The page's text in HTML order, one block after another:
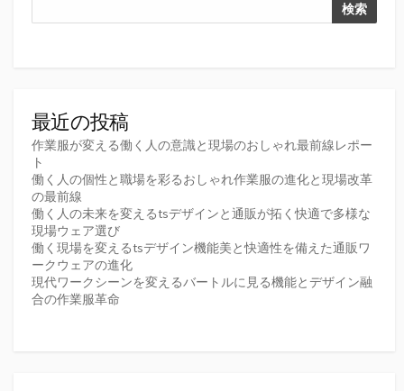
検索
最近の投稿
作業服が変える働く人の意識と現場のおしゃれ最前線レポー
ト
働く人の個性と職場を彩るおしゃれ作業服の進化と現場改革
の最前線
働く人の未来を変えるtsデザインと通販が拓く快適で多様な
現場ウェア選び
働く現場を変えるtsデザイン機能美と快適性を備えた通販ワ
ークウェアの進化
現代ワークシーンを変えるバートルに見る機能とデザイン融
合の作業服革命